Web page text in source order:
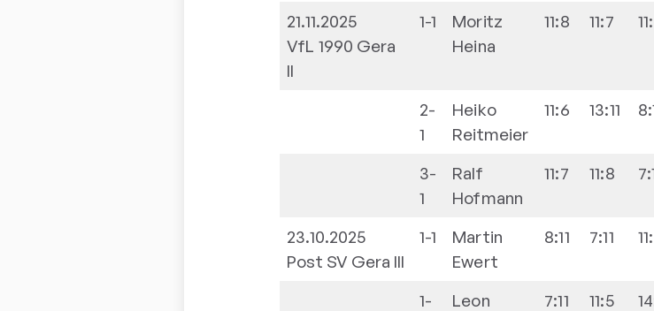
21.11.2025
VfL 1990 Gera
II
1-1
Moritz
Heina
11:8 11:7
2-
1
Heiko
Reitmeier
11:6 13:11
3-
1
Ralf
Hofmann
11:7 11:8
23.10.2025
Post SV Gera III
1-1
Martin
Ewert
8:11 7:11
1-
Leon
7:11 11:5